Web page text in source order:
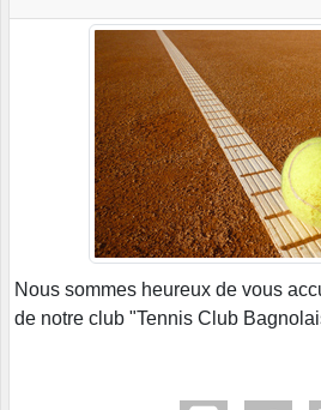
Nous sommes heureux de vous
de notre club "Tennis Club